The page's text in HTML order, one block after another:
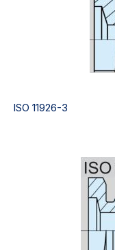
ISO 11926-3